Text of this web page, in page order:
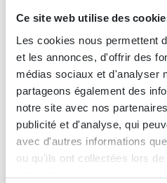
Ce site web utilise des
Les cookies nous permettent
et les annonces, d'offrir des
médias sociaux et d'analyser
partageons également des
notre site avec nos
publicité et d'analyse, qui
avec d'autres informations
ou qu'ils ont collectées lors
services.
gauche ou à
Livraison:8 - 9
592, -
Saniclass
120x35x35cm -
Livraison:1 - 2